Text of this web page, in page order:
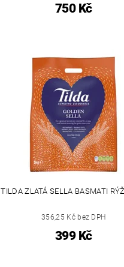
750 Kč
TILDA ZLATÁ SELLA BASMATI
356,25 Kč bez DPH
399 Kč